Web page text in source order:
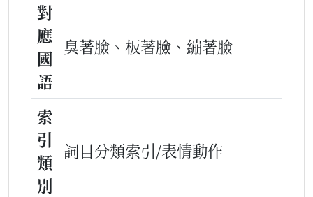
對
應
國
語
臭著臉、板著臉、繃著臉
索
引
類
別
詞目分類索引/表情動作